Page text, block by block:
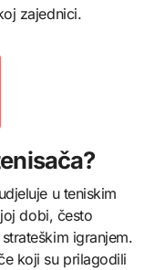
zajednici.
u teniskim
dobi, često
igranjem.
koji su prilagodili